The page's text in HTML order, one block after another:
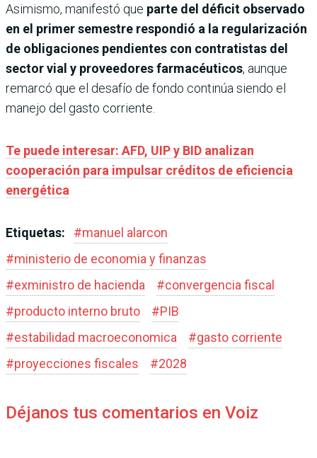
Asimismo, manifestó que parte del déficit observado
en el primer semestre respondió a la regularización
de obligaciones pendientes con contratistas del
sector vial y proveedores farmacéuticos, aunque
remarcó que el desafío de fondo continúa siendo el
manejo del gasto corriente.
Te puede interesar: AFD, UIP y BID analizan
cooperación para impulsar créditos de eficiencia
energética
Etiquetas: #manuel alarcon
#ministerio de economia y finanzas
#exministro de hacienda #convergencia fiscal
#producto interno bruto #PIB
#estabilidad macroeconomica #gasto corriente
#proyecciones fiscales #2028
Déjanos tus comentarios en Voiz